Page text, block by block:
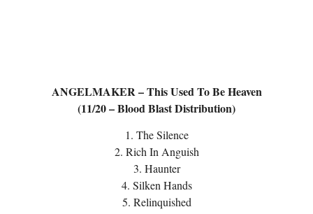
ANGELMAKER – This Used To Be Heaven
(11/20 – Blood Blast Distribution)
1. The Silence
2. Rich In Anguish
3. Haunter
4. Silken Hands
5. Relinquished